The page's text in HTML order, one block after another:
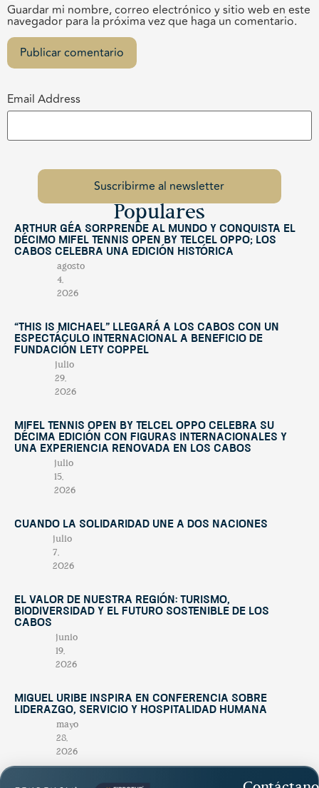
Guardar mi nombre, correo electrónico y sitio web en este
navegador para la próxima vez que haga un comentario.
Email Address
Populares
Arthur Géa sorprende al mundo y conquista el
décimo Mifel Tennis Open by Telcel OPPO; Los
Cabos celebra una edición histórica
agosto
4,
2026
“This Is Michael” llegará a Los Cabos con un
espectáculo internacional a beneficio de
Fundación Lety Coppel
julio
29,
2026
Mifel Tennis Open by Telcel Oppo celebra su
décima edición con figuras internacionales y
una experiencia renovada en Los Cabos
julio
15,
2026
Cuando la solidaridad une a dos naciones
julio
7,
2026
El valor de nuestra región: turismo,
biodiversidad y el futuro sostenible de Los
Cabos
junio
19,
2026
Miguel Uribe inspira en conferencia sobre
liderazgo, servicio y hospitalidad humana
mayo
28,
2026